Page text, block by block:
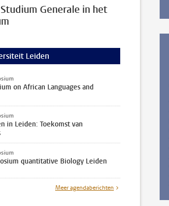
Generale in het
Leiden
on African Languages and
in Leiden: Toekomst van
quantitative Biology Leiden
Meer agendaberichten